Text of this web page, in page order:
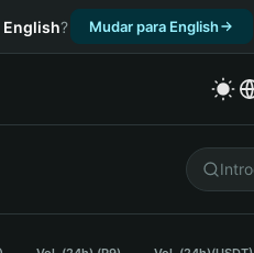
English? Mudar para English